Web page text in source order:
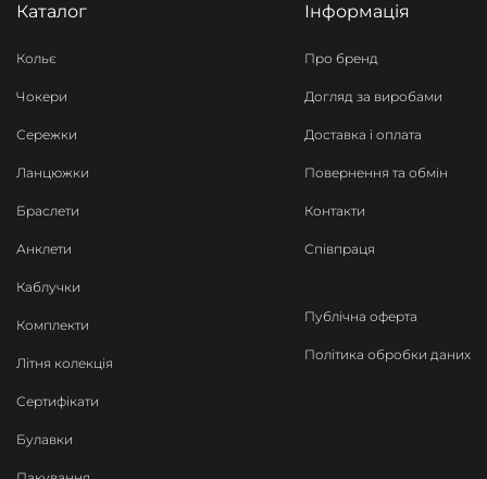
Каталог
Кольє
Чокери
Сережки
Ланцюжки
Браслети
Анклети
Каблучки
Комплекти
Літня колекція
Сертифікати
Булавки
Інформація
Про бренд
Догляд за виробами
Доставка і оплата
Повернення та обмін
Контакти
Співпраця
Публічна оферта
Політика обробки даних